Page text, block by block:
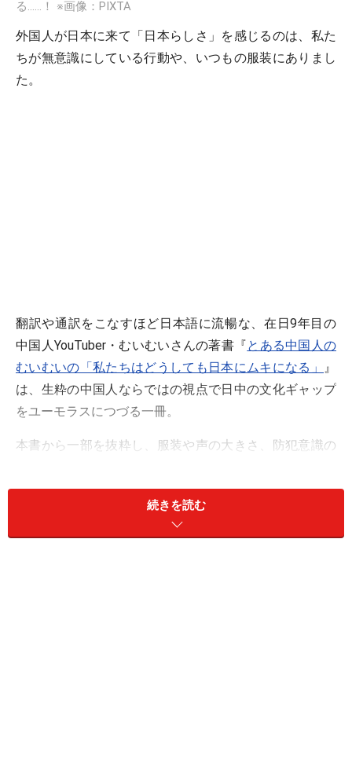
る……！ ※画像：PIXTA
外国人が日本に来て「日本らしさ」を感じるのは、私た
ちが無意識にしている行動や、いつもの服装にありまし
た。
翻訳や通訳をこなすほど日本語に流暢な、在日9年目の
中国人YouTuber・むいむいさんの著書『とある中国人の
むいむいの「私たちはどうしても日本にムキになる」 』
は、生粋の中国人ならではの視点で日中の文化ギャップ
をユーモラスにつづる一冊。
本書から一部を抜粋し、服装や声の大きさ、防犯意識の
の実態に迫ります。
続きを読む